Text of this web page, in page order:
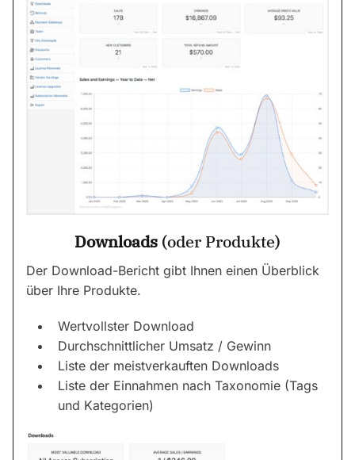
Downloads (oder Produkte)
Der Download-Bericht gibt Ihnen einen Überblick
über Ihre Produkte.
Wertvollster Download
Durchschnittlicher Umsatz / Gewinn
Liste der meistverkauften Downloads
Liste der Einnahmen nach Taxonomie (Tags
und Kategorien)